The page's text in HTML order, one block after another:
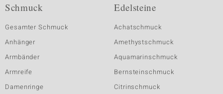
Schmuck
Gesamter Schmuck
Anhänger
Armbänder
Armreife
Damenringe
Edelsteine
Achatschmuck
Amethystschmuck
Aquamarinschmuck
Bernsteinschmuck
Citrinschmuck